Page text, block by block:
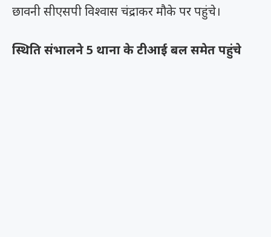
छावनी सीएसपी विश्वास चंद्राकर मौके पर पहुंचे।
स्थिति संभालने 5 थाना के टीआई बल समेत पहुंचे